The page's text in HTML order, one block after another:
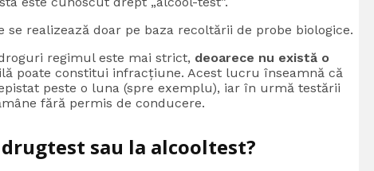
realizează doar pe baza recoltării de probe biologice.
regimul este mai strict, deoarece nu există o
poate constitui infracțiune. Acest lucru înseamnă că
peste o luna (spre exemplu), iar în urmă testării
fără permis de conducere.
sau la alcooltest?